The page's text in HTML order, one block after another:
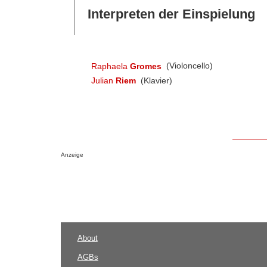
Interpreten der Einspielung
Raphaela Gromes (Violoncello)
Julian Riem (Klavier)
Anzeige
About
AGBs